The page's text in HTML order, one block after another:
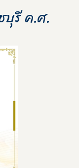
รี ค.ศ.